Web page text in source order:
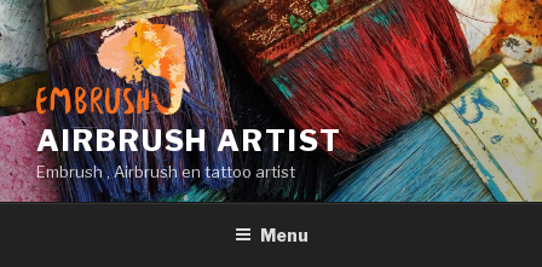
Naar
de
inhoud
springen
AIRBRUSH ARTIST
Embrush , Airbrush en tattoo artist
Menu